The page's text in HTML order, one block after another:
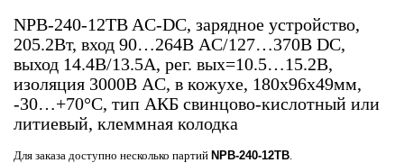
NPB-240-12TB AC-DC, зарядное устройство,
205.2Вт, вход 90…264В AC/127…370В DC,
выход 14.4В/13.5А, рег. вых=10.5…15.2В,
изоляция 3000В AC, в кожухе, 180х96х49мм,
-30…+70°С, тип АКБ свинцово-кислотный или
литиевый, клеммная колодка
Для заказа доступно несколько партий NPB-240-12TB